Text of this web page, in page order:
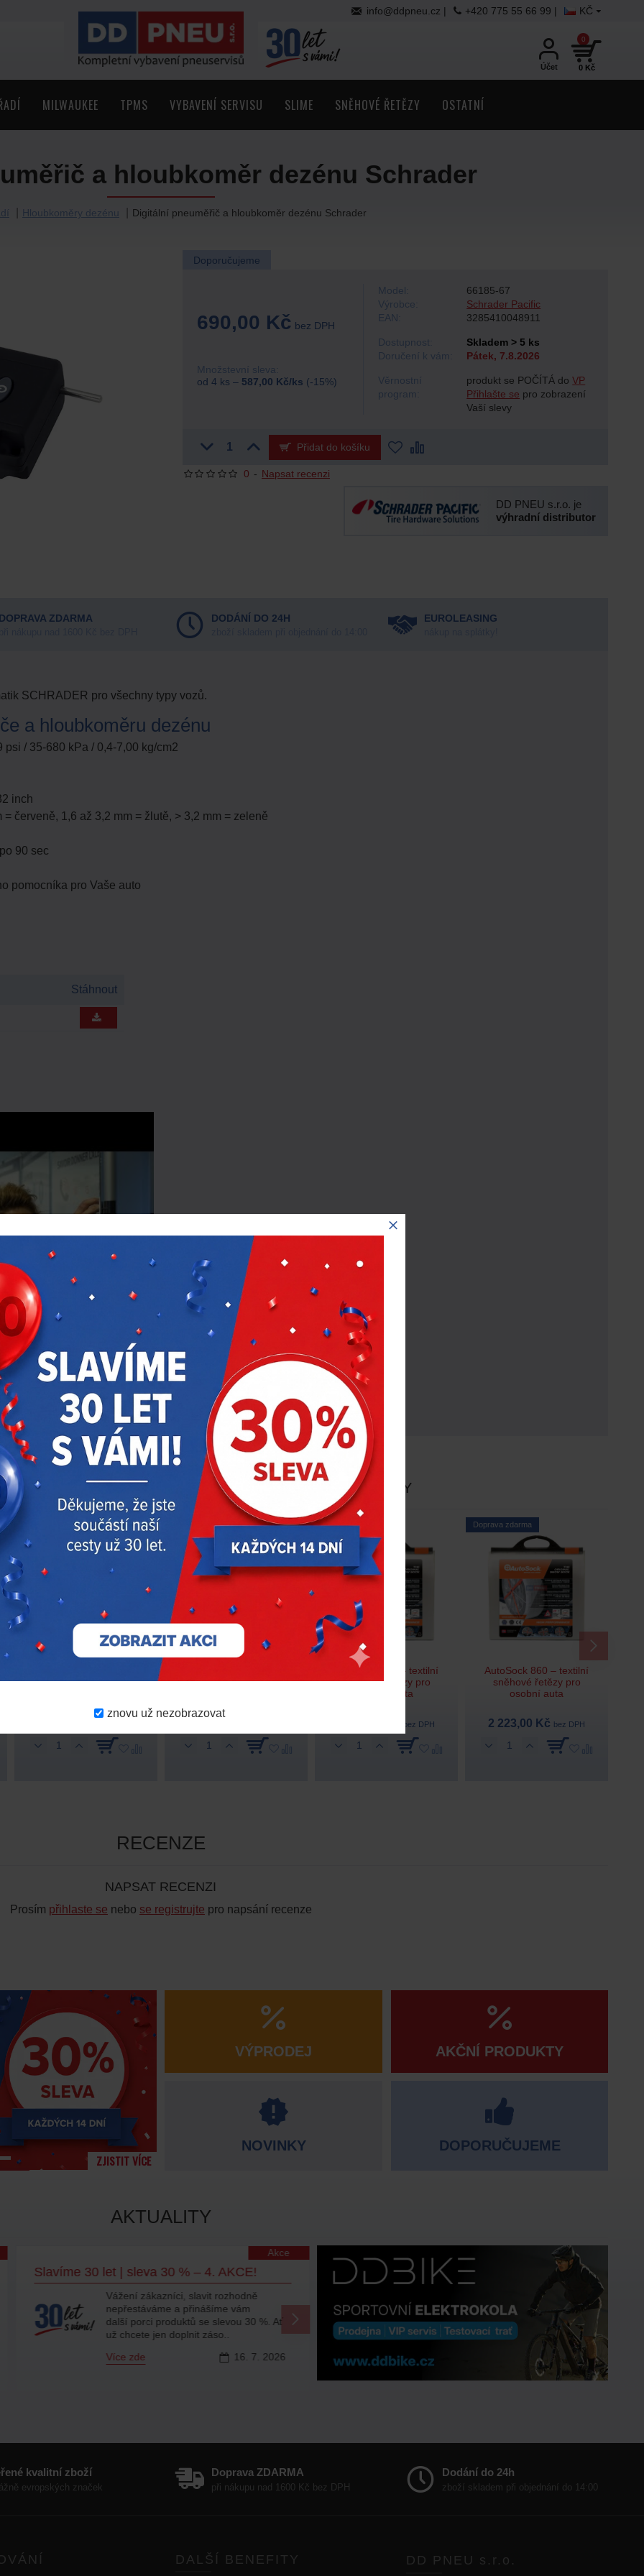
znovu už nezobrazovat
KČ
info@ddpneu.cz | +420 775 55 66 99 |
Účet 0 Kč
0
MILWAUKEE TPMS VYBAVENÍ SERVISU SLIME SNĚHOVÉ ŘETĚZY OSTATNÍ
Hloubkoměry dezénu Digitální pneuměřič a hloubkoměr dezénu Schrader
a hloubkoměr dezénu Schrader
Doporučujeme
0 - Napsat recenzi
690,00 Kč bez DPH
Množstevní sleva:
od 4 ks – 587,00 Kč/ks (-15%)
Věrnostní
program:
produkt se POČÍTÁ doVP
Přihlašte se pro zobrazení
Vaší slevy
Dostupnost:
Skladem > 5 ks
Doručení k vám:
Pátek, 7.8.2026
Výrobce: Schrader Pacific
Model: 66185-67
EAN: 3285410048911
Přidat do košíku
DD PNEU s.r.o. je
výhradní distributor
DOPRAVA ZDARMA DODÁNÍ DO 24H EUROLEASING
SCHRADER pro všechny typy vozů.
a hloubkoměru dezénu
/ 35-680 kPa / 0,4-7,00 kg/cm2
inch
červeně, 1,6 až 3,2 mm = žlutě, > 3,2 mm = zeleně
90 sec
pomocníka pro Vaše auto
Stáhnout
AKČNÍ NABÍDKA DOPORUČUJEME NOVINKY
Doprava zdarma
sněhové řetězy pro
-35 %
sněhové řetězy pro
825,00 Kč
Doprava zdarma
AutoSock 870 – textilní
sněhové řetězy pro
osobní auta
bez DPH
Doprava zdarma
AutoSock 860 – textilní
sněhové řetězy pro
osobní auta
2 223,00 Kč bez DPH
RECENZE
NAPSAT RECENZI
Prosím přihlaste se nebo se registrujte pro napsání recenze
ZJISTIT VÍCE
VÝPRODEJ
NOVINKY
AKČNÍ PRODUKTY
DOPORUČUJEME
AKTUALITY
Slavíme 30 let | sleva 30 % – 4. AKCE!
Akce
16. 7. 2026
Vážení zákazníci, slavit rozhodně
nepřestáváme a přinášíme vám
další porci produktů se slevou 30 %. Ať
už chcete jen doplnit záso..
Více zde
kvalitní zboží
evropských značek
Doprava ZDARMA
při nákupu nad 1600 Kč bez DPH
Dodání do 24h
zboží skladem při objednání do 14:00
DALŠÍ BENEFITY DD PNEU s.r.o.